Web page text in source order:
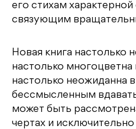
его стихам
связующим
Новая книга настолько
настолько
настолько неожиданна
бессмысленным
может быть
чертах и